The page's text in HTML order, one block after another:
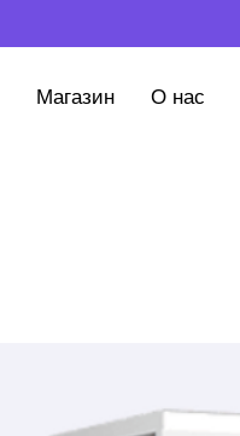
Магазин О нас